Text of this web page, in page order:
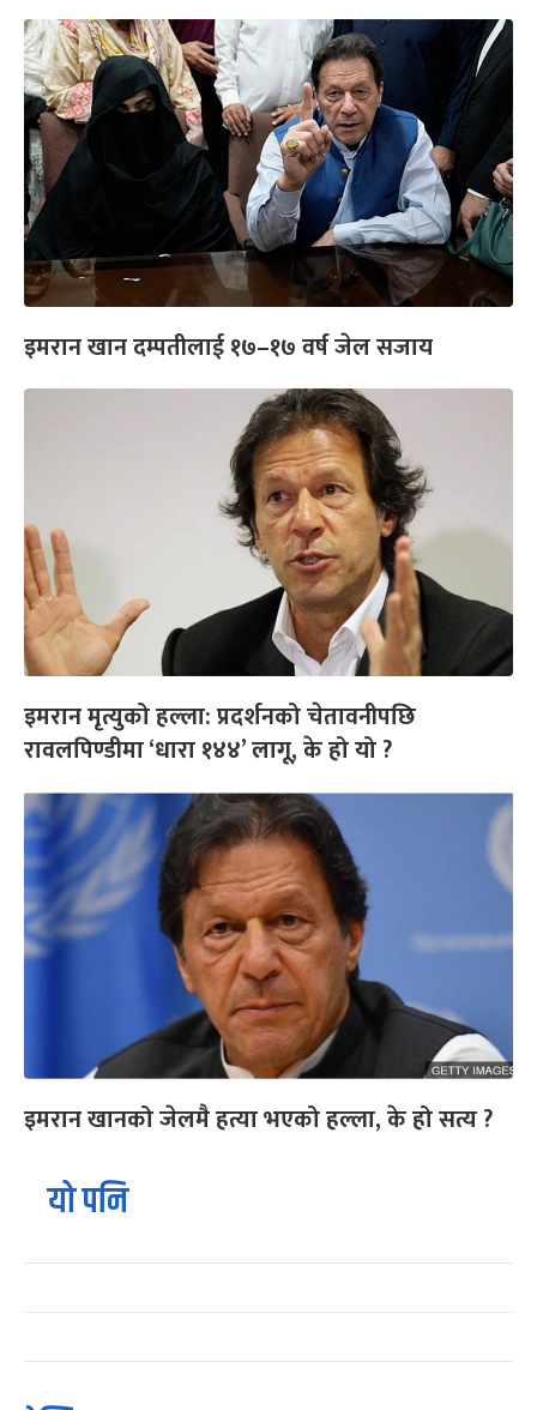
इमरान खान दम्पतीलाई १७–१७ वर्ष जेल सजाय
इमरान मृत्युको हल्ला: प्रदर्शनको चेतावनीपछि
रावलपिण्डीमा ‘धारा १४४’ लागू, के हो यो ?
इमरान खानको जेलमै हत्या भएको हल्ला, के हो सत्य ?
यो पनि